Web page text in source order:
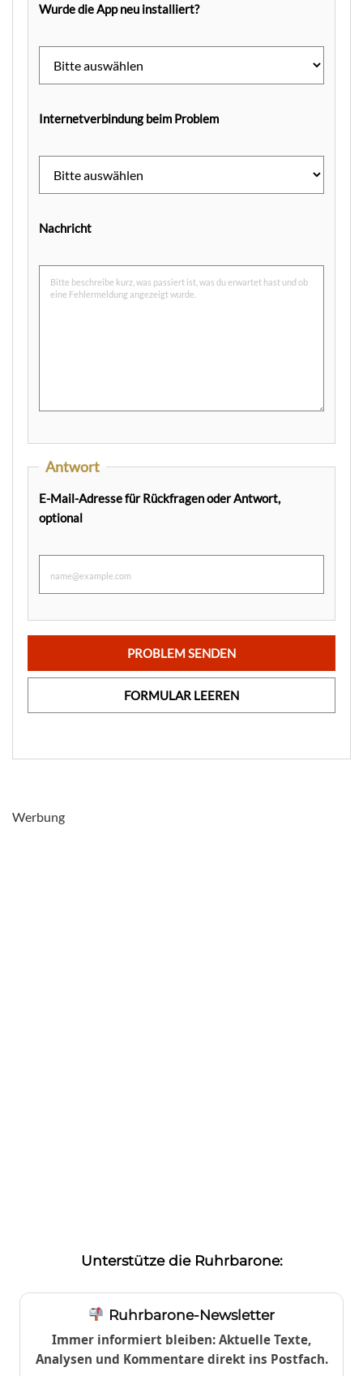
Wurde die App neu installiert?
Internetverbindung beim Problem
Nachricht
Antwort
E-Mail-Adresse für Rückfragen oder Antwort,
optional
PROBLEM SENDEN
FORMULAR LEEREN
Werbung
Unterstütze die Ruhrbarone:
Ruhrbarone-Newsletter
Immer informiert bleiben: Aktuelle Texte,
Analysen und Kommentare direkt ins Postfach.